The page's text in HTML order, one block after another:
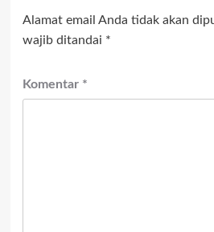
Alamat email Anda tidak akan
wajib ditandai *
Komentar *